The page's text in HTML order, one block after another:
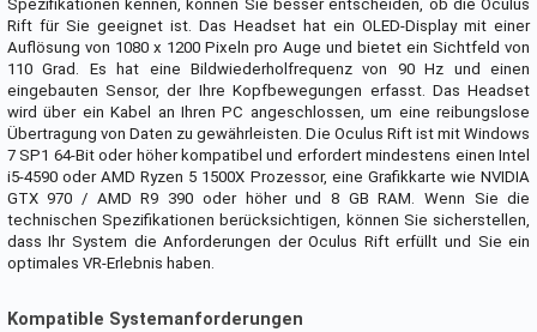
Spezifikationen kennen, können Sie besser entscheiden, ob die Oculus
Rift für Sie geeignet ist. Das Headset hat ein OLED-Display mit einer
Auflösung von 1080 x 1200 Pixeln pro Auge und bietet ein Sichtfeld von
110 Grad. Es hat eine Bildwiederholfrequenz von 90 Hz und einen
eingebauten Sensor, der Ihre Kopfbewegungen erfasst. Das Headset
wird über ein Kabel an Ihren PC angeschlossen, um eine reibungslose
Übertragung von Daten zu gewährleisten. Die Oculus Rift ist mit Windows
7 SP1 64-Bit oder höher kompatibel und erfordert mindestens einen Intel
i5-4590 oder AMD Ryzen 5 1500X Prozessor, eine Grafikkarte wie NVIDIA
GTX 970 / AMD R9 390 oder höher und 8 GB RAM. Wenn Sie die
technischen Spezifikationen berücksichtigen, können Sie sicherstellen,
dass Ihr System die Anforderungen der Oculus Rift erfüllt und Sie ein
optimales VR-Erlebnis haben.
Kompatible Systemanforderungen